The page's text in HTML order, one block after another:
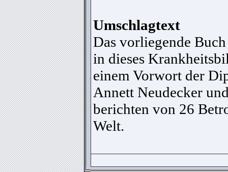
Umschlagtext
Das vorliegende
in dieses
einem Vorwort der
Annett Neudecker
berichten von 26
Welt.